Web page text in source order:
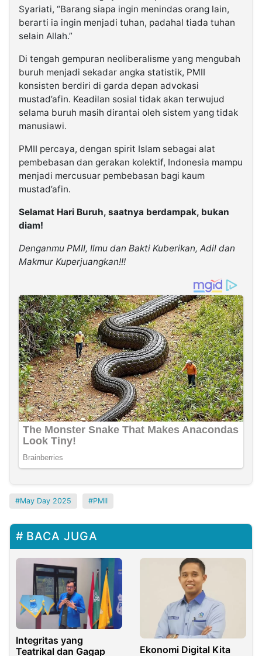
Syariati, “Barang siapa ingin menindas orang lain,
berarti ia ingin menjadi tuhan, padahal tiada tuhan
selain Allah.”
Di tengah gempuran neoliberalisme yang mengubah
buruh menjadi sekadar angka statistik, PMII
konsisten berdiri di garda depan advokasi
mustad’afin. Keadilan sosial tidak akan terwujud
selama buruh masih dirantai oleh sistem yang tidak
manusiawi.
PMII percaya, dengan spirit Islam sebagai alat
pembebasan dan gerakan kolektif, Indonesia mampu
menjadi mercusuar pembebasan bagi kaum
mustad’afin.
Selamat Hari Buruh, saatnya berdampak, bukan
diam!
Denganmu PMII, Ilmu dan Bakti Kuberikan, Adil dan
Makmur Kuperjuangkan!!!
May Day 2025 PMII
BACA JUGA
Integritas yang
Teatrikal dan Gagap
Ekonomi Digital Kita